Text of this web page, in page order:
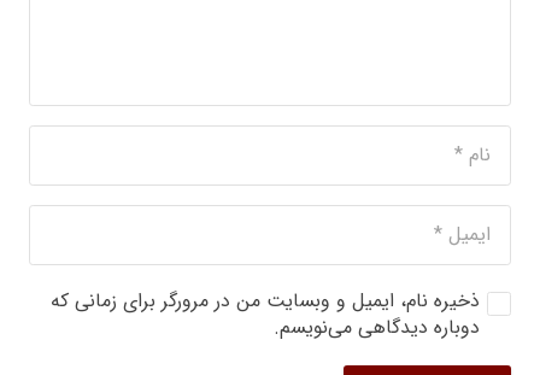
ذخیره نام، ایمیل و وبسایت من در مرورگر برای زمانی که
دوباره دیدگاهی می‌نویسم.